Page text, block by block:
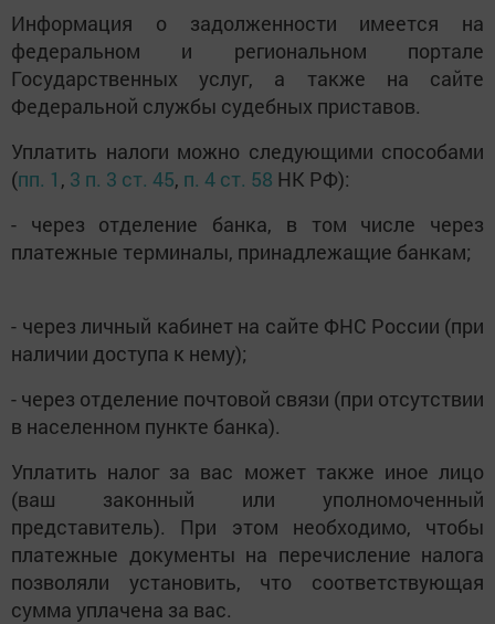
Информация о задолженности имеется на
федеральном и региональном портале
Государственных услуг, а также на сайте
Федеральной службы судебных приставов.
Уплатить налоги можно следующими способами
(пп. 1 , 3 п. 3 ст. 45, п. 4 ст. 58 НК РФ):
- через отделение банка, в том числе через
платежные терминалы, принадлежащие банкам;
- через личный кабинет на сайте ФНС России (при
наличии доступа к нему);
- через отделение почтовой связи (при отсутствии
в населенном пункте банка).
Уплатить налог за вас может также иное лицо
(ваш законный или уполномоченный
представитель). При этом необходимо, чтобы
платежные документы на перечисление налога
позволяли установить, что соответствующая
сумма уплачена за вас.